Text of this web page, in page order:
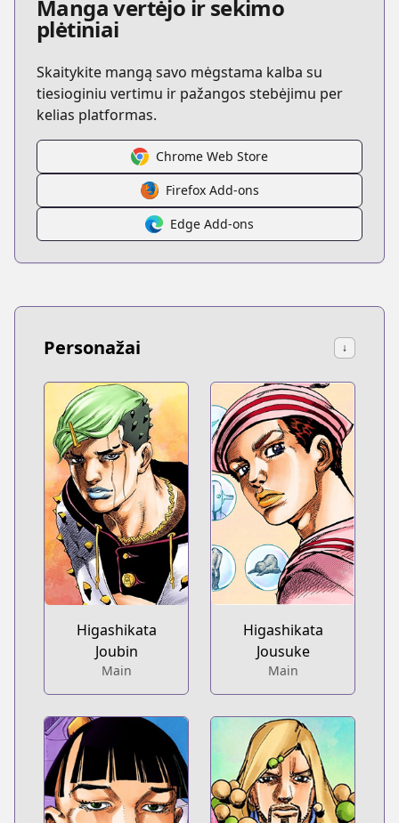
Manga vertėjo ir sekimo
plėtiniai
Skaitykite mangą savo mėgstama kalba su
tiesioginiu vertimu ir pažangos stebėjimu per
kelias platformas.
Chrome Web Store
Firefox Add-ons
Edge Add-ons
Personažai ↓
Higashikata
Joubin
Main
Higashikata
Jousuke
Main